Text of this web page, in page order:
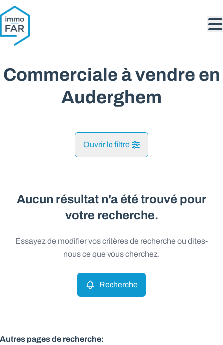
Aller au contenu principal
Commerciale à vendre en
Auderghem
Ouvrir le filtre
Auderghem (1160) Remove
Commerciale Remove
Vue de la carte
Recherche Trier par
Aucun résultat n'a été trouvé pour
votre recherche.
Essayez de modifier vos critères de recherche ou dites-
nous ce que vous cherchez.
Recherche
Autres pages de recherche: